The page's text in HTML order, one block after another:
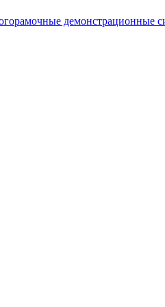
демонстрационные